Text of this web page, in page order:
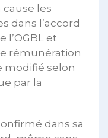
les
dans l’accord
l’OGBL et
rémunération
modifié selon
par la
dans sa